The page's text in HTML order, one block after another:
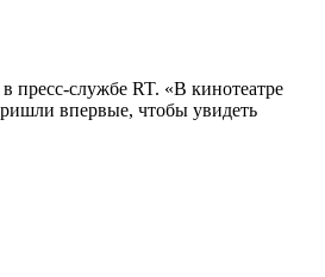
пресс-службе RT. «В кинотеатре
впервые, чтобы увидеть